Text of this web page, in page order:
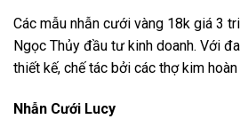
Các mẫu nhẫn cưới vàng 18k giá 3
Ngọc Thủy đầu tư kinh doanh. Với
thiết kế, chế tác bởi các thợ kim
Nhẫn Cưới Lucy